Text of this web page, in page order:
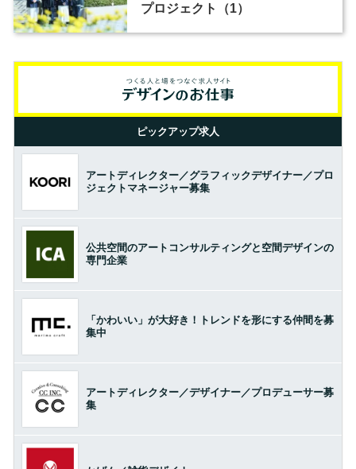
プロジェクト（1）
ピックアップ求人
アートディレクター／グラフィックデザイナー／プロ
ジェクトマネージャー募集
公共空間のアートコンサルティングと空間デザインの
専門企業
「かわいい」が大好き！トレンドを形にする仲間を募
集中
アートディレクター／デザイナー／プロデューサー募
集